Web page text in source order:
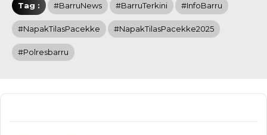
Tag : #BarruNews #BarruTerkini #InfoBarru
#NapakTilasPacekke #NapakTilasPacekke2025
#polresbarru